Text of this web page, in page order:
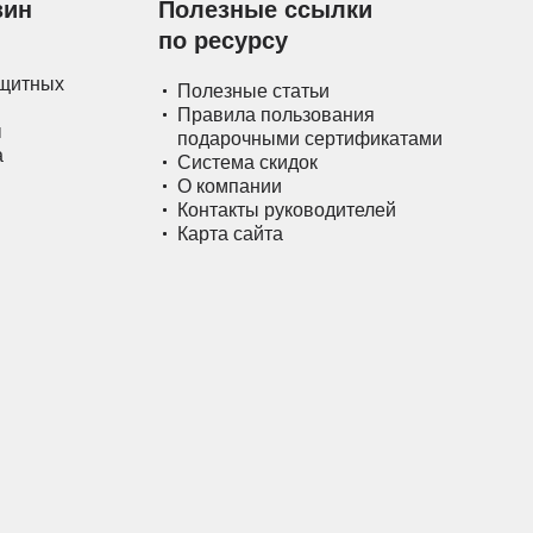
Полезные ссылки
по ресурсу
Полезные статьи
Правила пользования
подарочными сертификатами
Система скидок
О компании
Контакты руководителей
Карта сайта